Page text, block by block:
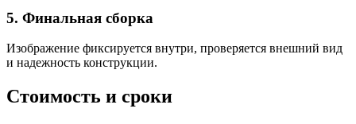
5. Финальная сборка
Изображение фиксируется внутри, проверяется внешний вид
и надежность конструкции.
Стоимость и сроки